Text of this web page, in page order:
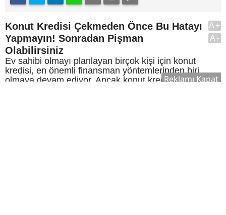
Konut Kredisi Çekmeden Önce Bu Hatayı
Yapmayın! Sonradan Pişman
Olabilirsiniz
Ev sahibi olmayı planlayan birçok kişi için konut
kredisi, en önemli finansman yöntemlerinden biri
olmaya devam ediyor. Ancak konut kredisi
A+
A-
Reklamı Kapat